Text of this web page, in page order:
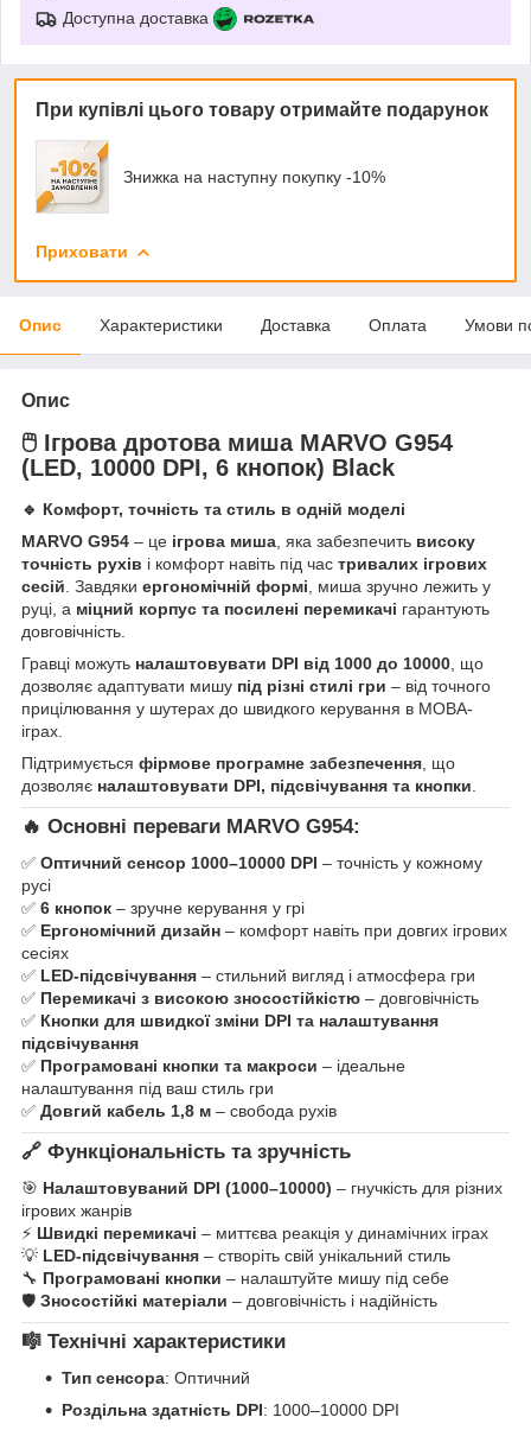
Доступна доставка
При купівлі цього товару отримайте подарунок
Знижка на наступну покупку -10%
Приховати
Опис Характеристики Доставка Оплата Умови
Опис
🖱️ Ігрова дротова миша MARVO G954
(LED, 10000 DPI, 6 кнопок) Black
🔹 Комфорт, точність та стиль в одній моделі
MARVO G954 – це ігрова миша, яка забезпечить високу
точність рухів і комфорт навіть під час тривалих ігрових
сесій. Завдяки ергономічній формі, миша зручно лежить у
руці, а міцний корпус та посилені перемикачі гарантують
довговічність.
Гравці можуть налаштовувати DPI від 1000 до 10000, що
дозволяє адаптувати мишу під різні стилі гри – від точного
прицілювання у шутерах до швидкого керування в MOBA-
іграх.
Підтримується фірмове програмне забезпечення, що
дозволяє налаштовувати DPI, підсвічування та кнопки.
🔥 Основні переваги MARVO G954:
✅ Оптичний сенсор 1000–10000 DPI – точність у кожному
русі
✅ 6 кнопок – зручне керування у грі
✅ Ергономічний дизайн – комфорт навіть при довгих ігрових
сесіях
✅ LED-підсвічування – стильний вигляд і атмосфера гри
✅ Перемикачі з високою зносостійкістю – довговічність
✅ Кнопки для швидкої зміни DPI та налаштування
підсвічування
✅ Програмовані кнопки та макроси – ідеальне
налаштування під ваш стиль гри
✅ Довгий кабель 1,8 м – свобода рухів
🔗 Функціональність та зручність
🎯 Налаштовуваний DPI (1000–10000) – гнучкість для різних
ігрових жанрів
⚡ Швидкі перемикачі – миттєва реакція у динамічних іграх
💡 LED-підсвічування – створіть свій унікальний стиль
🔧 Програмовані кнопки – налаштуйте мишу під себе
🛡️ Зносостійкі матеріали – довговічність і надійність
🎼 Технічні характеристики
Тип сенсора: Оптичний
Роздільна здатність DPI: 1000–10000 DPI